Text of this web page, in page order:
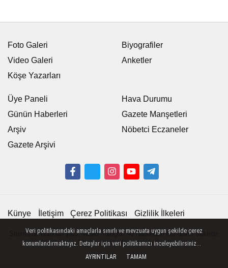
Foto Galeri
Video Galeri
Köşe Yazarları
Biyografiler
Anketler
Üye Paneli
Günün Haberleri
Arşiv
Gazete Arşivi
Hava Durumu
Gazete Manşetleri
Nöbetci Eczaneler
Künye İletişim Çerez Politikası Gizlilik İlkeleri
Sitemizde bulunan yazı, video, fotoğraf ve haberlerin her hakkı saklıdır.
İzinsiz veya kaynak gösterilemeden kullanılamaz.
Veri politikasındaki amaçlarla sınırlı ve mevzuata uygun şekilde çerez
konumlandırmaktayız. Detaylar için veri politikamızı inceleyebilirsiniz...
AYRINTILAR
TAMAM